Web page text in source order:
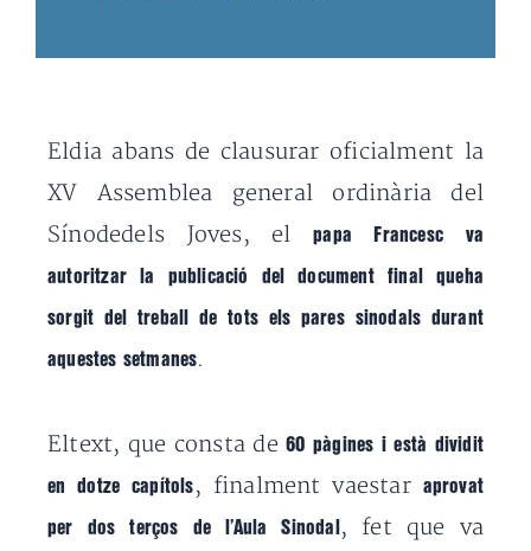
Eldia abans de clausurar oficialment la
XV Assemblea general ordinària del
Sínodedels Joves, elpapa Francesc va
autoritzar la publicació del document final queha
sorgit del treball de tots els pares sinodals durant
aquestes setmanes.
Eltext, que consta de60 pàgines i està dividit
en dotze capítols , finalment vaestar aprovat
per dos terços de l’Aula Sinodal , fet que va